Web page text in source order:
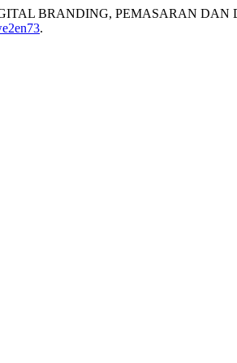
BRANDING, PEMASARAN
.